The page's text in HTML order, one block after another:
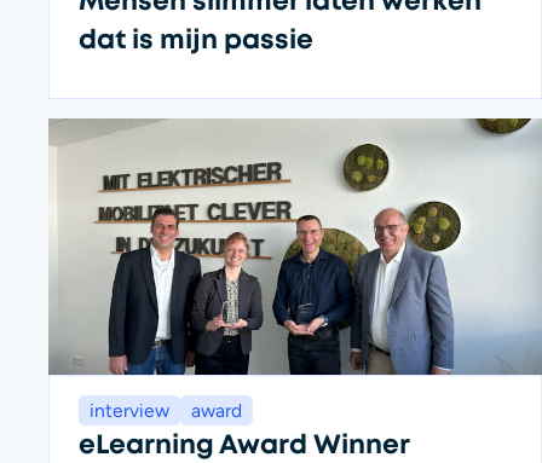
dat is mijn passie
interview award
eLearning Award Winner